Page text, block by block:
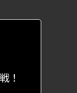
！